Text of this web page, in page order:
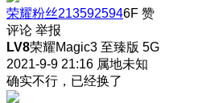
荣耀粉丝2135925946F 赞
评论 举报
LV8荣耀Magic3 至臻版 5G
2021-9-9 21:16 属地未知
确实不行，已经换了